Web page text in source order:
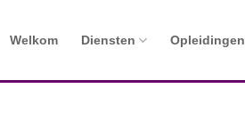
Welkom Diensten Opleidingen